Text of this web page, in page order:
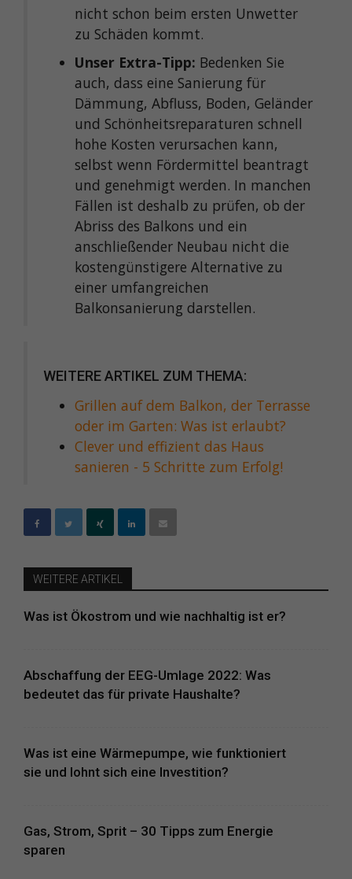
nicht schon beim ersten Unwetter
zu Schäden kommt.
Unser Extra-Tipp: Bedenken Sie
auch, dass eine Sanierung für
Dämmung, Abfluss, Boden, Geländer
und Schönheitsreparaturen schnell
hohe Kosten verursachen kann,
selbst wenn Fördermittel beantragt
und genehmigt werden. In manchen
Fällen ist deshalb zu prüfen, ob der
Abriss des Balkons und ein
anschließender Neubau nicht die
kostengünstigere Alternative zu
einer umfangreichen
Balkonsanierung darstellen.
WEITERE ARTIKEL ZUM THEMA:
Grillen auf dem Balkon, der Terrasse
oder im Garten: Was ist erlaubt?
Clever und effizient das Haus
sanieren - 5 Schritte zum Erfolg!
WEITERE ARTIKEL
Was ist Ökostrom und wie nachhaltig ist er?
Abschaffung der EEG-Umlage 2022: Was
bedeutet das für private Haushalte?
Was ist eine Wärmepumpe, wie funktioniert
sie und lohnt sich eine Investition?
Gas, Strom, Sprit – 30 Tipps zum Energie
sparen